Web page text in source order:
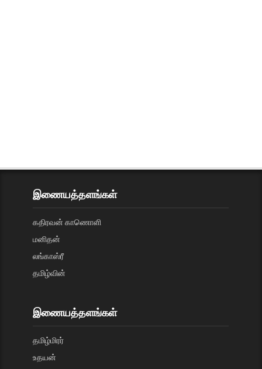
இணையத்தளங்கள்
கதிரவன் காணொளி
மனிதன்
லங்காஸ்ரீ
தமிழ்வின்
இணையத்தளங்கள்
தமிழ்மிரர்
உதயன்